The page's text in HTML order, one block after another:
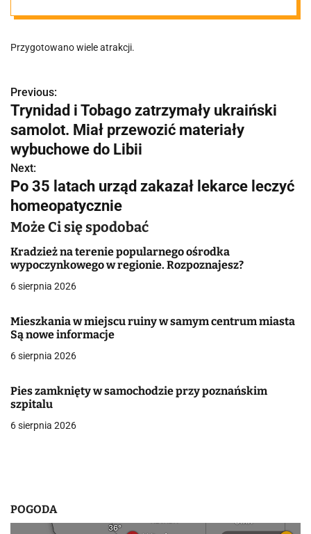
mieszkańcy na
nowo odkryli
magię dawnego
portowego
miasta"
Przygotowano wiele atrakcji.
N
a
w
i
g
a
c
j
w
p
i
s
Previous:
Trynidad i Tobago zatrzymały ukraiński
samolot. Miał przewozić materiały
wybuchowe do Libii
Next:
Po 35 latach urząd zakazał lekarce leczyć
homeopatycznie
Może Ci się spodobać
Kradzież na terenie popularnego ośrodka
wypoczynkowego w regionie. Rozpoznajesz?
6 sierpnia 2026
Mieszkania w miejscu ruiny w samym centrum miasta
Są nowe informacje
6 sierpnia 2026
Pies zamknięty w samochodzie przy poznańskim
szpitalu
6 sierpnia 2026
POGODA